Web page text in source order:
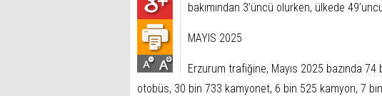
bakımından 3’üncü olurken, ülkede
MAYIS 2025
Erzurum trafiğine, Mayıs 2025 bazında
otobüs, 30 bin 733 kamyonet, 6 bin 525 kamyon, 7